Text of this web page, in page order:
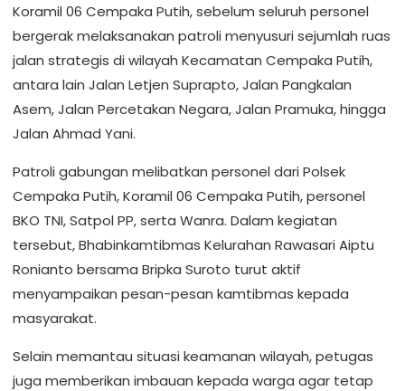
Koramil 06 Cempaka Putih, sebelum seluruh personel
bergerak melaksanakan patroli menyusuri sejumlah ruas
jalan strategis di wilayah Kecamatan Cempaka Putih,
antara lain Jalan Letjen Suprapto, Jalan Pangkalan
Asem, Jalan Percetakan Negara, Jalan Pramuka, hingga
Jalan Ahmad Yani.
Patroli gabungan melibatkan personel dari Polsek
Cempaka Putih, Koramil 06 Cempaka Putih, personel
BKO TNI, Satpol PP, serta Wanra. Dalam kegiatan
tersebut, Bhabinkamtibmas Kelurahan Rawasari Aiptu
Ronianto bersama Bripka Suroto turut aktif
menyampaikan pesan-pesan kamtibmas kepada
masyarakat.
Selain memantau situasi keamanan wilayah, petugas
juga memberikan imbauan kepada warga agar tetap